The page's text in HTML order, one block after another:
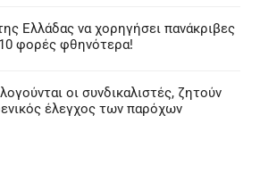
Ελλάδας να χορηγήσει πανάκριβες
φορές φθηνότερα!
οι συνδικαλιστές, ζητούν
έλεγχος των παρόχων